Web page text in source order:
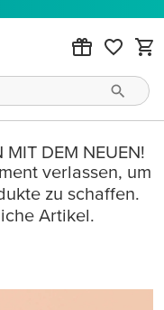
MIT DEM NEUEN!
verlassen, um
zu schaffen.
Artikel.